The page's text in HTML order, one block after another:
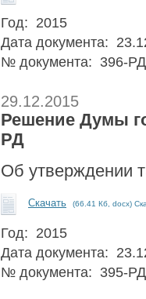
Год: 2015
Дата документа:
№ документа: 396-РД
29.12.2015
Решение Думы
РД
Об утверждении
Скачать (66.41 Кб, docx)
Год: 2015
Дата документа:
№ документа: 395-РД